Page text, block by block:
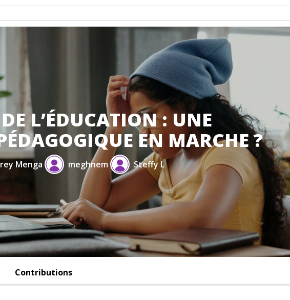
L’ÉDUCATION : UNE
EN MARCHE ?
Menga meghnem Steffy L
Contributions